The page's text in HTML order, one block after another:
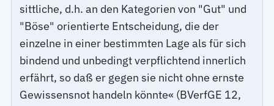
sittliche, d.h. an den Kategorien von "Gut" und
"Böse" orientierte Entscheidung, die der
einzelne in einer bestimmten Lage als für sich
bindend und unbedingt verpflichtend innerlich
erfährt, so daß er gegen sie nicht ohne ernste
Gewissensnot handeln könnte« (BVerfGE 12,